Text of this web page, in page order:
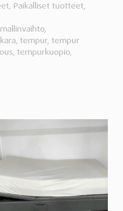
, Paikalliset tuotteet,
mallinvaihto,
, tempur, tempur
, tempurkuopio,